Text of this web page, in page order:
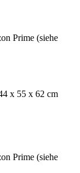
Prime (siehe
x 55 x 62 cm
Prime (siehe